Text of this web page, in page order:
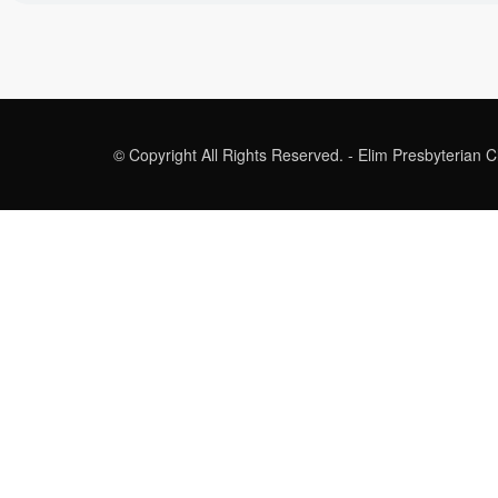
© Copyright All Rights Reserved. - Elim Presbyterian